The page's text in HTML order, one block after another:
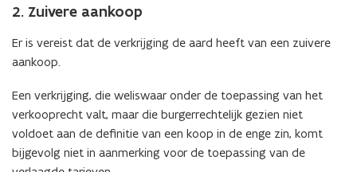
2. Zuivere aankoop
Er is vereist dat de verkrijging de aard heeft van een zuivere
aankoop.
Een verkrijging, die weliswaar onder de toepassing van het
verkooprecht valt, maar die burgerrechtelijk gezien niet
voldoet aan de definitie van een koop in de enge zin, komt
bijgevolg niet in aanmerking voor de toepassing van de